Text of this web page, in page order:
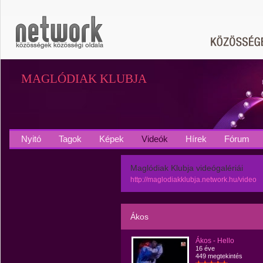
MAGLÓDIAK KLUBJA
Nyitó Tagok Képek Videók Hírek Fórum
Maglódiak Klubja videógalériái
http://maglodiakklubja.network.hu/video
Ákos
Ákos - Hello
16 éve
449 megtekintés